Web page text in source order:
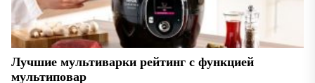
Лучшие мультиварки рейтинг с функцией
мультиповар